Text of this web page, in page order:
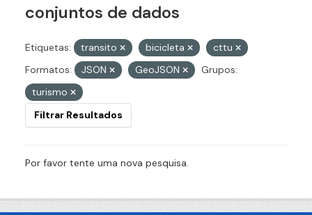
conjuntos de dados
Etiquetas: transito bicicleta
cttu
Formatos:
JSON GeoJSON
Grupos:
turismo
Filtrar Resultados
Por favor tente uma nova pesquisa.